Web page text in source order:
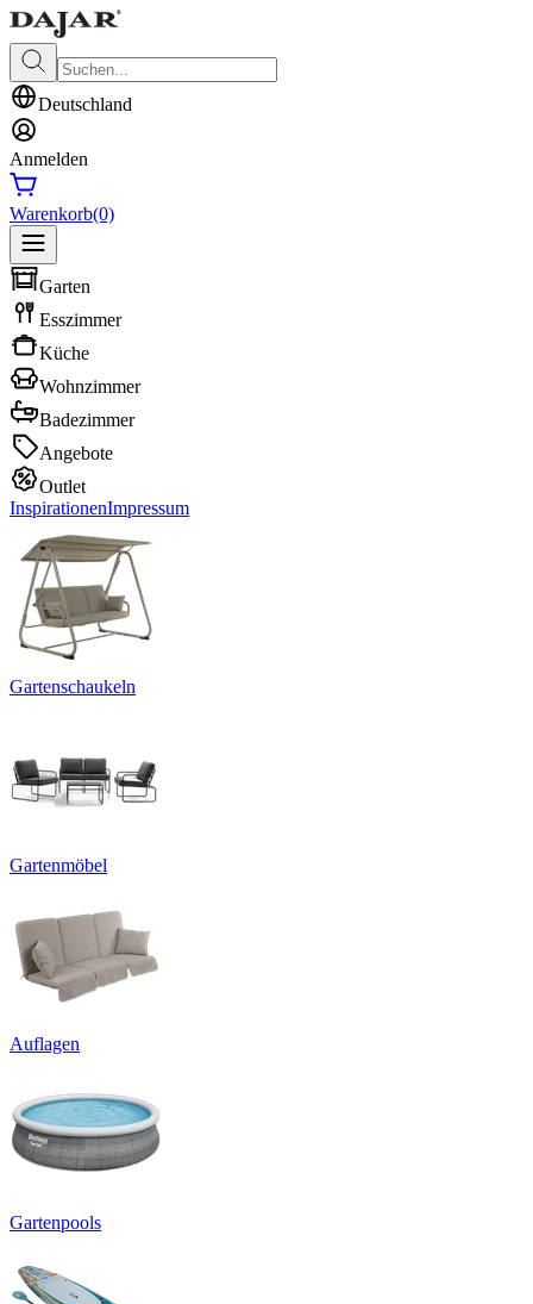
Deutschland
Anmelden
Warenkorb(0)
Garten
Esszimmer
Küche
Wohnzimmer
Badezimmer
Angebote
Outlet
InspirationenImpressum
Gartenschaukeln
Gartenmöbel
Auflagen
Gartenpools